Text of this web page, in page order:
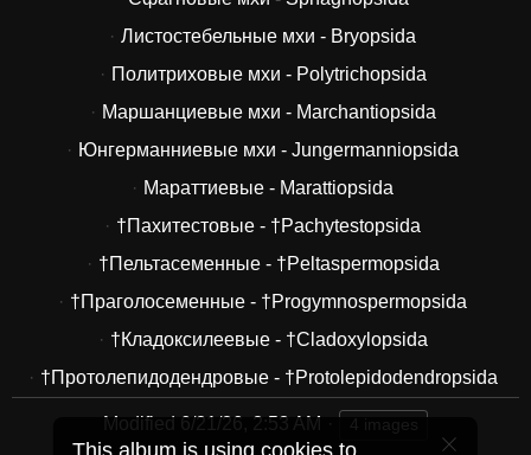
Листостебельные мхи - Bryopsida
Политриховые мхи - Polytrichopsida
Маршанциевые мхи - Marchantiopsida
Юнгерманниевые мхи - Jungermanniopsida
Мараттиевые - Marattiopsida
†Пахитестовые - †Pachytestopsida
†Пельтасеменные - †Peltaspermopsida
†Праголосеменные - †Progymnospermopsida
†Кладоксилеевые - †Cladoxylopsida
†Протолепидодендровые - †Protolepidodendropsida
Modified 6/21/26, 2:53 AM
This album is using cookies to